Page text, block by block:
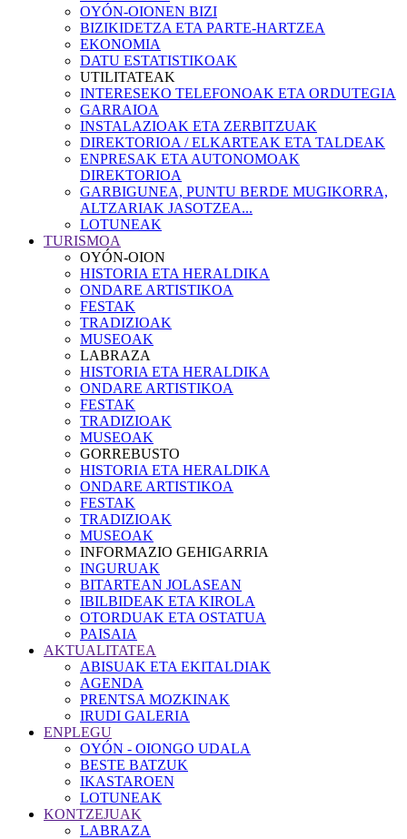
OYÓN-OIONEN BIZI
BIZIKIDETZA ETA PARTE-HARTZEA
EKONOMIA
DATU ESTATISTIKOAK
UTILITATEAK
INTERESEKO TELEFONOAK ETA ORDUTEGIA
GARRAIOA
INSTALAZIOAK ETA ZERBITZUAK
DIREKTORIOA / ELKARTEAK ETA TALDEAK
ENPRESAK ETA AUTONOMOAK
DIREKTORIOA
GARBIGUNEA, PUNTU BERDE MUGIKORRA,
ALTZARIAK JASOTZEA...
LOTUNEAK
TURISMOA
OYÓN-OION
HISTORIA ETA HERALDIKA
ONDARE ARTISTIKOA
FESTAK
TRADIZIOAK
MUSEOAK
LABRAZA
HISTORIA ETA HERALDIKA
ONDARE ARTISTIKOA
FESTAK
TRADIZIOAK
MUSEOAK
GORREBUSTO
HISTORIA ETA HERALDIKA
ONDARE ARTISTIKOA
FESTAK
TRADIZIOAK
MUSEOAK
INFORMAZIO GEHIGARRIA
INGURUAK
BITARTEAN JOLASEAN
IBILBIDEAK ETA KIROLA
OTORDUAK ETA OSTATUA
PAISAIA
AKTUALITATEA
ABISUAK ETA EKITALDIAK
AGENDA
PRENTSA MOZKINAK
IRUDI GALERIA
ENPLEGU
OYÓN - OIONGO UDALA
BESTE BATZUK
IKASTAROEN
LOTUNEAK
KONTZEJUAK
LABRAZA